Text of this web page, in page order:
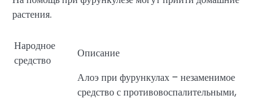
растения.
Народное
средство
Описание
Алоэ при фурункулах – незаменимое
средство с противовоспалительными,